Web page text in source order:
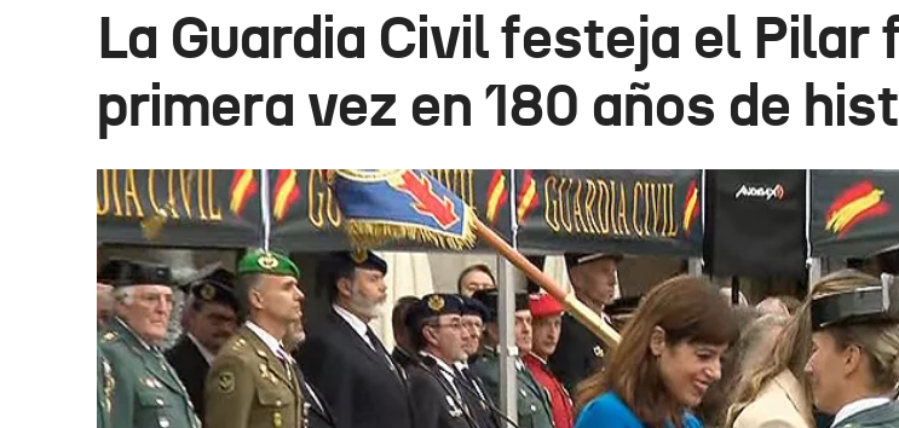
La Guardia Civil festeja el
primera vez en 180 años de